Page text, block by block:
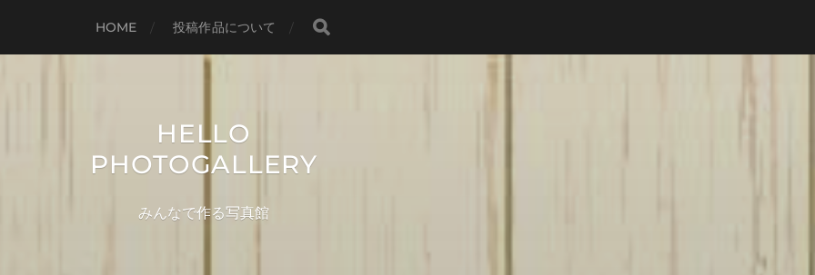
HOME 投稿作品について
HELLO
PHOTOGALLERY
みんなで作る写真館